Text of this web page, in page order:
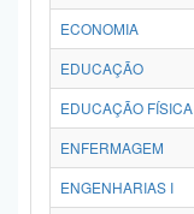
ECONOMIA
EDUCAÇÃO
EDUCAÇÃO FÍSICA
ENFERMAGEM
ENGENHARIAS I